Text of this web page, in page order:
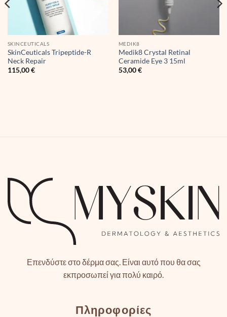
SKINCEUTICALS
SkinCeuticals Tripeptide-R
Neck Repair
115,00€
MEDIK8
Medik8 Crystal Retinal
Ceramide Eye 3 15ml
53,00€
Επενδύστε στο δέρμα σας. Είναι αυτό που θα σας
εκπροσωπεί για πολύ καιρό.
Πληροφορίες